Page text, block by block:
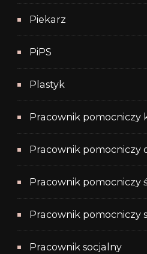
Piekarz
PiPS
Plastyk
Pracownik pomocniczy
Pracownik pomocniczy
Pracownik pomocniczy
Pracownik pomocniczy
Pracownik socjalny